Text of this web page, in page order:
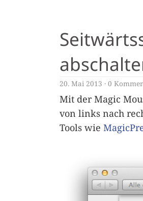
20. Mai 2013 0
Mit der Magic
von links nach
Tools wie